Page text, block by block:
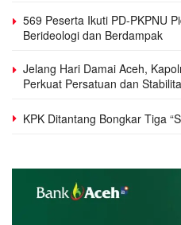
569 Peserta Ikuti PD-PKPNU
Berideologi dan Berdampak
Jelang Hari Damai Aceh,
Perkuat Persatuan dan
KPK Ditantang Bongkar Tiga